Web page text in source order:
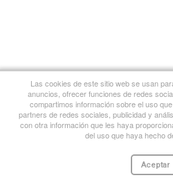
Las cookies de este sitio web se usan
anuncios, ofrecer funciones de redes
compartimos información sobre el uso
partners de redes sociales, publicidad y
con otra información que les haya
del uso que haya hecho
Aceptar